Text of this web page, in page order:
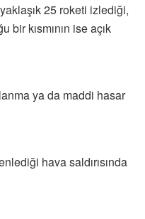
25 roketi izlediği,
bir kısmının ise açık
ya da maddi hasar
hava saldırısında